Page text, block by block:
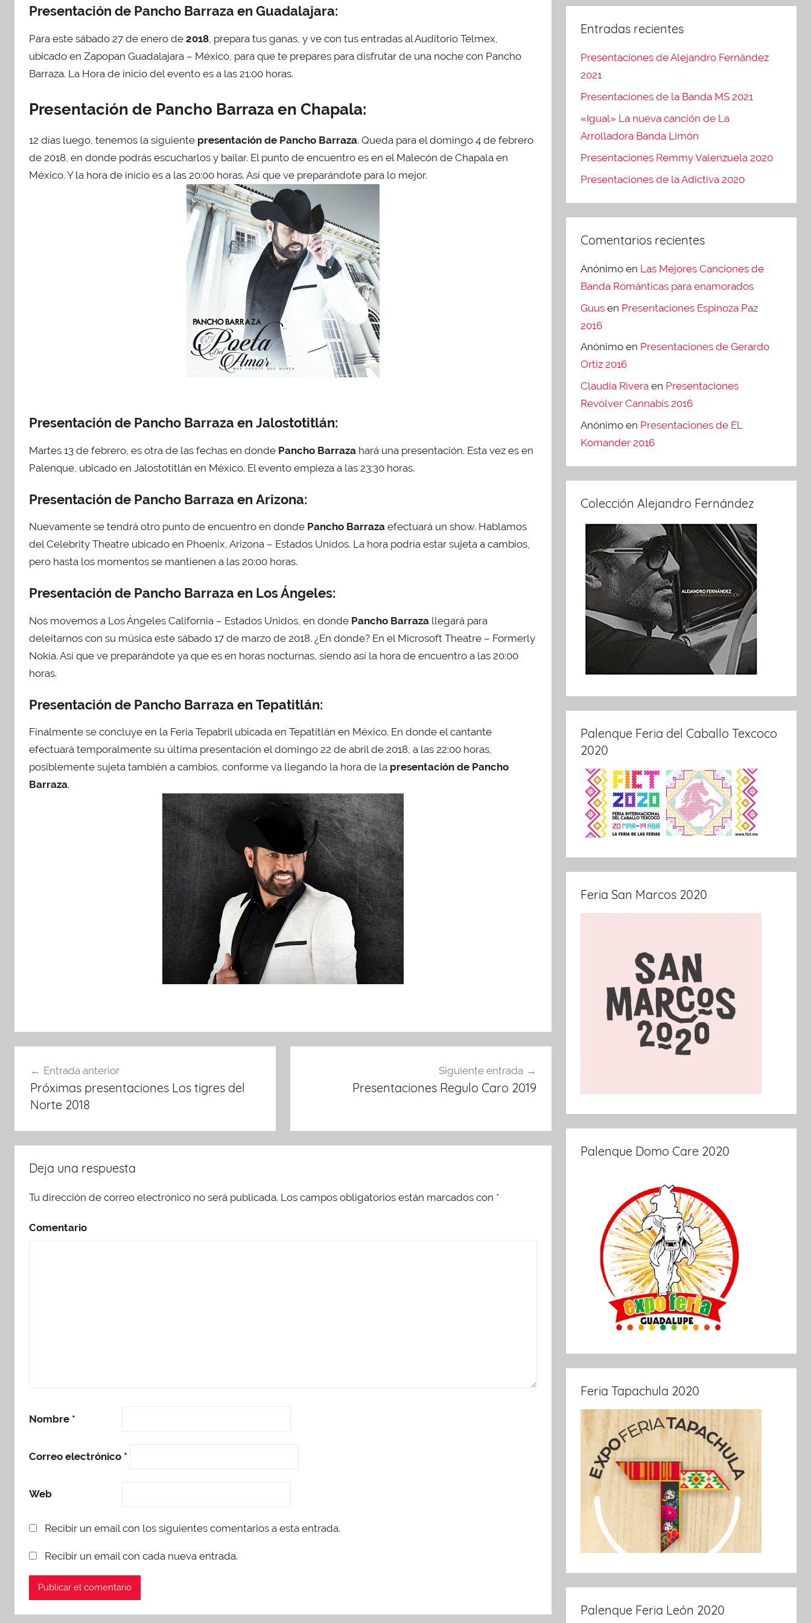
a
d
o
n
e
b
Presentación de Pancho Barraza en Guadalajara:
Para este sábado 27 de enero de 2018 , prepara tus ganas, y ve con tus entradas al Auditorio Telmex,
ubicado en Zapopan Guadalajara – México, para que te prepares para disfrutar de una noche con Pancho
Barraza. La Hora de inicio del evento es a las 21:00 horas.
Presentación de Pancho Barraza en Chapala:
12 días luego, tenemos la siguiente presentación de Pancho Barraza. Queda para el domingo 4 de febrero
de 2018, en donde podrás escucharlos y bailar. El punto de encuentro es en el Malecón de Chapala en
México. Y la hora de inicio es a las 20:00 horas. Así que ve preparándote para lo mejor.
Presentación de Pancho Barraza en Jalostotitlán:
Martes 13 de febrero, es otra de las fechas en donde Pancho Barraza hará una presentación. Esta vez es en
Palenque, ubicado en Jalostotitlán en México. El evento empieza a las 23:30 horas.
Presentación de Pancho Barraza en Arizona:
Nuevamente se tendrá otro punto de encuentro en donde Pancho Barraza efectuará un show. Hablamos
del Celebrity Theatre ubicado en Phoenix, Arizona – Estados Unidos. La hora podría estar sujeta a cambios,
pero hasta los momentos se mantienen a las 20:00 horas.
Presentación de Pancho Barraza en Los Ángeles:
Nos movemos a Los Ángeles California – Estados Unidos, en donde Pancho Barraza llegará para
deleitarnos con su música este sábado 17 de marzo de 2018. ¿En dónde? En el Microsoft Theatre – Formerly
Nokia. Así que ve preparándote ya que es en horas nocturnas, siendo así la hora de encuentro a las 20:00
horas.
Presentación de Pancho Barraza en Tepatitlán:
Finalmente se concluye en la Feria Tepabril ubicada en Tepatitlán en México. En donde el cantante
efectuará temporalmente su última presentación el domingo 22 de abril de 2018, a las 22:00 horas,
posiblemente sujeta también a cambios, conforme va llegando la hora de la presentación de Pancho
Barraza.
de
entradas
Entrada anterior
Próximas presentaciones Los tigres del
Norte 2018
Siguiente entrada
Presentaciones Regulo Caro 2019
Deja una respuesta
Tu dirección de correo electrónico no será publicada. Los campos obligatorios están marcados con *
Comentario
Nombre *
Correo electrónico *
Web
Recibir un email con los siguientes comentarios a esta entrada.
Recibir un email con cada nueva entrada.
Entradas recientes
Presentaciones de Alejandro Fernández
2021
Presentaciones de la Banda MS 2021
«Igual» La nueva canción de La
Arrolladora Banda Limón
Presentaciones Remmy Valenzuela 2020
Presentaciones de la Adictiva 2020
Comentarios recientes
Anónimo en Las Mejores Canciones de
Banda Románticas para enamorados
Guus en Presentaciones Espinoza Paz
2016
Anónimo en Presentaciones de Gerardo
Ortiz 2016
Claudia Rivera en Presentaciones
Revólver Cannabis 2016
Anónimo en Presentaciones de EL
Komander 2016
Colección Alejandro Fernández
Palenque Feria del Caballo Texcoco
2020
Feria San Marcos 2020
Palenque Domo Care 2020
Feria Tapachula 2020
Palenque Feria León 2020